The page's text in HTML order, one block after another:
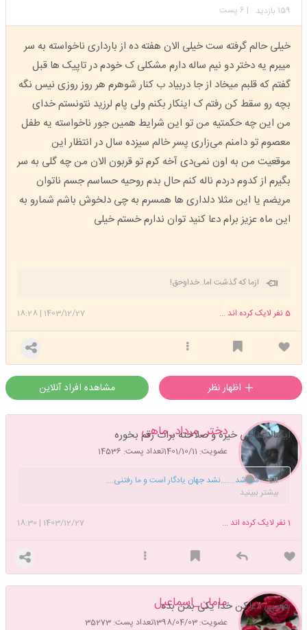
159 بازدید | 6 پست
خیلی حالم گرفته ست خیلی الان هفته ده از بارداری ناخواسته به سر
میبرم یه دختر دو نیم ساله دارم مشکلی ک خودم در تاپیک ها قبل
گفتم که قلبم میخاد از جا دربیاد ب کنار شوهرم هر روز روزی نیس نگه
بچه رو سقط کن رفتم ک اینکار بکنم ولی پام لرزید نتونستم خدای
من این چه حکمتیه من تو این شرایط همین جور ناخواسته یه طفل
معصوم تو دامنم می‌زاری پسر خالم سیزده سال در انتظار این
موقعیت من به اون نمی‌دی آخه کرم تو قربون الان من چه گلی به سر
بگیرم از کدوم دردم ناله کنم حال بدم روحیه حساسم جسم ناتوان
مریضم یا این مثلا دلداری ها همسرم به چی دلخوش باشم شمارو به
این ماه عزیز برام دعا کنید توان ندارم خستم خیلی
ازما که گذشت اما..خداوحق!
1403/12/27
|
18:28 5 نفر لایک کرده اند ...
مشاهده افراد آنلاین
دختر_مرداد_ماهی
عضویت: 1401/10/11 تعداد پست: 14536
ایشالا هرچی خیره و صلاحته برات رقم بخوره
شد شد.......نشد جهان یادگار است و ما رفتنی....
بیشتر ببینید
1403/12/27
|
18:30 1نفر لایک کرده اند ...
مامان_اسماعیل
عضویت: 1398/04/03 تعداد پست: 35273
هعییی دعاکن خدا یکی بمن بده